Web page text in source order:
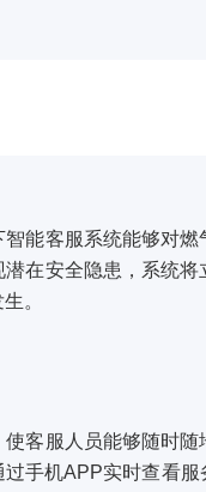
能客服系统能够对
在安全隐患，系统
。
客服人员能够随时
手机APP实时查看